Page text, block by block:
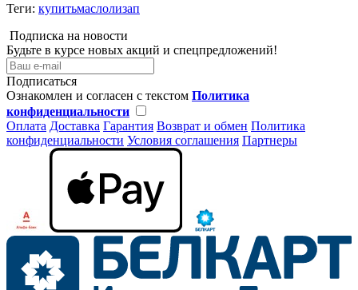
Теги: купитьмаслолизап
Подписка на новости
Будьте в курсе новых акций и спецпредложений!
Подписаться
Ознакомлен и согласен с текстом Политика
конфиденциальности
Оплата Доставка Гарантия Возврат и обмен Политика
конфиденциальности Условия соглашения Партнеры